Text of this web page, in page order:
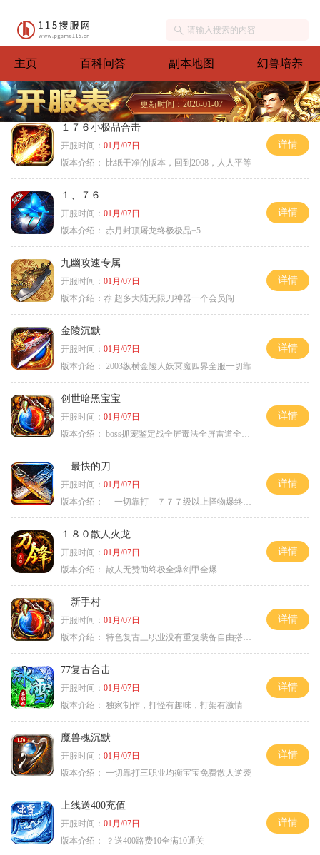
主页 百科问答 副本地图 幻兽培养
更新时间：2026-01-07
１７６小极品合击
开服时间： 01月/07日
版本介绍：
比纸干净的版本，回到2008，人人平等
详情
１、７６
开服时间： 01月/07日
版本介绍： 赤月封顶屠龙终极极品+5
详情
九幽攻速专属
开服时间： 01月/07日
版本介绍： 荐 超多大陆无限刀神器一个会员闯
详情
金陵沉默
开服时间： 01月/07日
版本介绍： 2003纵横金陵人妖冥魔四界全服一切靠
详情
创世暗黑宝宝
开服时间： 01月/07日
版本介绍： boss抓宠鉴定战全屏毒法全屏雷道全屏狗
详情
最快的刀
开服时间： 01月/07日
版本介绍：
一切靠打 ７７７级以上怪物爆终极
详情
１８０散人火龙
开服时间： 01月/07日
版本介绍： 散人无赞助终极全爆剑甲全爆
详情
新手村
开服时间： 01月/07日
版本介绍： 特色复古三职业没有重复装备自由搭配私
详情
77复古合击
开服时间： 01月/07日
版本介绍： 独家制作，打怪有趣味，打架有激情
详情
魔兽魂沉默
开服时间： 01月/07日
版本介绍： 一切靠打三职业均衡宝宝免费散人逆袭
详情
上线送400充值
开服时间： 01月/07日
版本介绍：
？送400路费10全满10通关
详情